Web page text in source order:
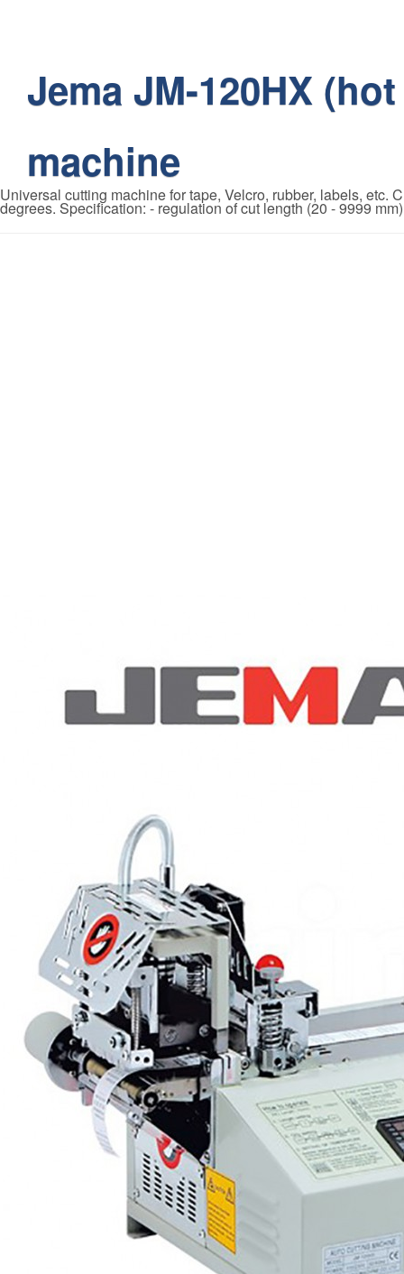
Jema JM-120HX
machine
Universal cutting machine for tape, Velcro, rubber, labels, etc.
degrees. Specification: - regulation of cut length (20 - 9999